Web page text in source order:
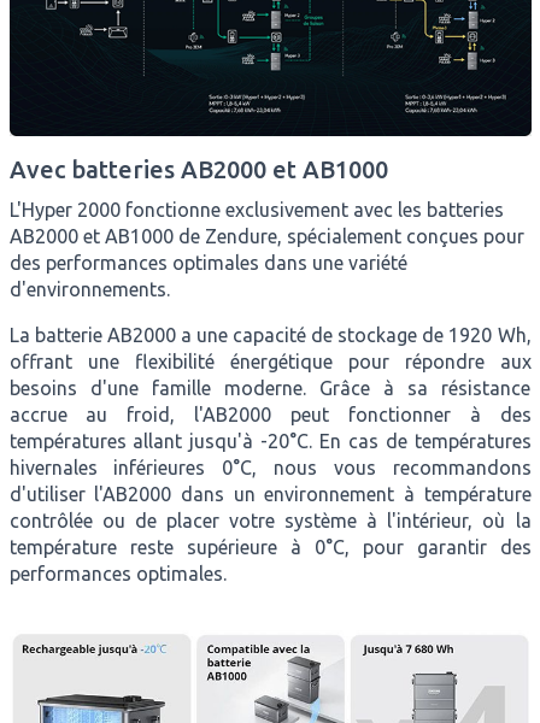
Avec batteries AB2000 et AB1000
L'Hyper 2000 fonctionne exclusivement avec les batteries
AB2000 et AB1000 de Zendure, spécialement conçues pour
des performances optimales dans une variété
d'environnements.
La batterie AB2000 a une capacité de stockage de 1920 Wh,
offrant une flexibilité énergétique pour répondre aux
besoins d'une famille moderne. Grâce à sa résistance
accrue au froid, l'AB2000 peut fonctionner à des
températures allant jusqu'à -20°C. En cas de températures
hivernales inférieures 0°C, nous vous recommandons
d'utiliser l'AB2000 dans un environnement à température
contrôlée ou de placer votre système à l'intérieur, où la
température reste supérieure à 0°C, pour garantir des
performances optimales.